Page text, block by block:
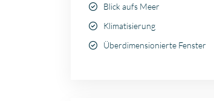
Blick aufs Meer
Klimatisierung
Überdimensionierte Fenster